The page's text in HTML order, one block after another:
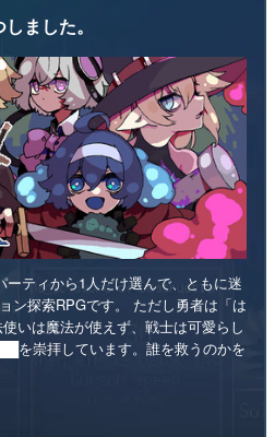
ました。
ーティから1人だけ選んで、ともに迷
ン探索RPGです。 ただし勇者は「は
いは魔法が使えず、戦士は可愛らし
を崇拝しています。誰を救うのかを